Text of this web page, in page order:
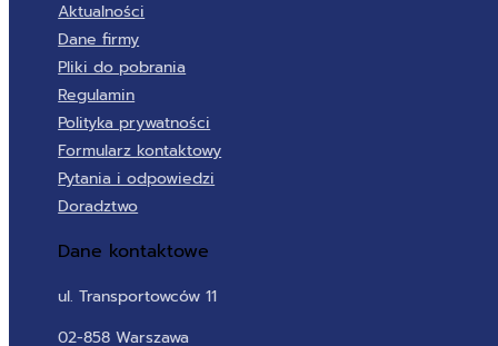
Aktualności
Dane firmy
Pliki do pobrania
Regulamin
Polityka prywatności
Formularz kontaktowy
Pytania i odpowiedzi
Doradztwo
Dane kontaktowe
ul. Transportowców 11
02-858 Warszawa